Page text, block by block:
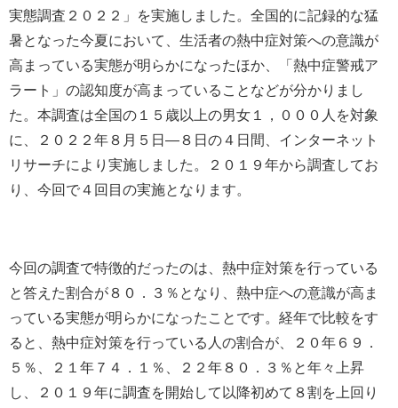
実態調査２０２２」を実施しました。全国的に記録的な猛
暑となった今夏において、生活者の熱中症対策への意識が
高まっている実態が明らかになったほか、「熱中症警戒ア
ラート」の認知度が高まっていることなどが分かりまし
た。本調査は全国の１５歳以上の男女１，０００人を対象
に、２０２２年８月５日―８日の４日間、インターネット
リサーチにより実施しました。２０１９年から調査してお
り、今回で４回目の実施となります。
今回の調査で特徴的だったのは、熱中症対策を行っている
と答えた割合が８０．３％となり、熱中症への意識が高ま
っている実態が明らかになったことです。経年で比較をす
ると、熱中症対策を行っている人の割合が、２０年６９．
５％、２１年７４．１％、２２年８０．３％と年々上昇
し、２０１９年に調査を開始して以降初めて８割を上回り